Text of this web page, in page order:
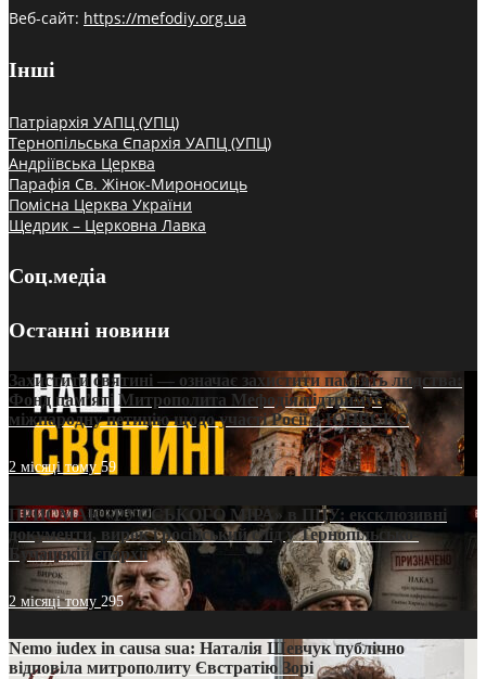
Веб-сайт: https://mefodiy.org.ua
Інші
Патріархія УАПЦ (УПЦ)
Тернопільська Єпархія УАПЦ (УПЦ)
Андріївська Церква
Парафія Св. Жінок-Мироносиць
Помісна Церква України
Щедрик – Церковна Лавка
Соц.медіа
Останні новини
Захистити святині — означає захистити пам’ять людства:
Фонд пам’яті Митрополита Мефодія підтримує
міжнародну петицію щодо участі Росії в ЮНЕСКО
2 місяці тому59
ПРИСМАК «РУССЬКОГО МІРА» в ПЦУ: ексклюзивні
документи, вирок і російський слід у Тернопільсько-
Бучацькій єпархії
2 місяці тому 295
Nemo iudex in causa sua: Наталія Шевчук публічно
відповіла митрополиту Євстратію Зорі